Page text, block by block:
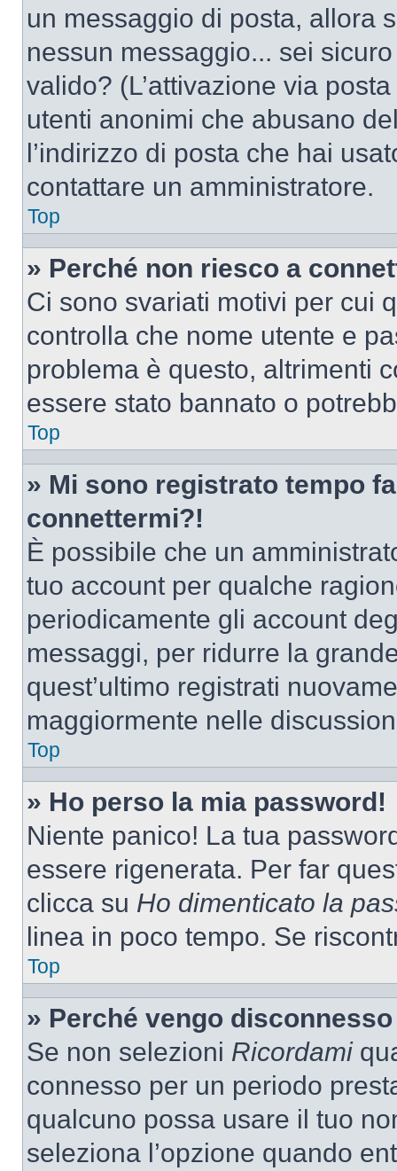
un messaggio di posta, allora
nessun messaggio... sei
valido? (L’attivazione via
utenti anonimi che abusano
l’indirizzo di posta che hai
contattare un amministratore.
Top
» Perché non riesco a
Ci sono svariati motivi per cui
controlla che nome utente e
problema è questo, altrimenti
essere stato bannato o
Top
» Mi sono registrato tempo
connettermi?!
È possibile che un
tuo account per qualche
periodicamente gli account
messaggi, per ridurre la
quest’ultimo registrati
maggiormente nelle
Top
» Ho perso la mia password!
Niente panico! La tua
essere rigenerata. Per far
clicca su Ho dimenticato la
linea in poco tempo. Se
Top
» Perché vengo
Se non selezioni Ricordami
connesso per un periodo
qualcuno possa usare il tuo
seleziona l’opzione quando